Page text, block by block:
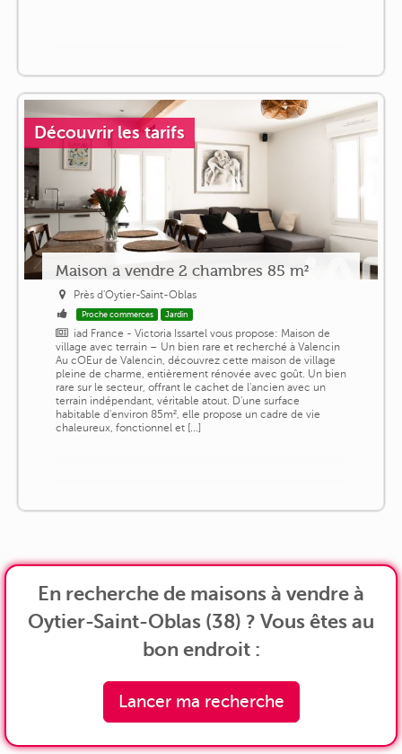
Découvrir les tarifs
Maison a vendre 2 chambres 85 m²
Près d'Oytier-Saint-Oblas
Proche commerces Jardin
iad France - Victoria Issartel vous propose: Maison de
village avec terrain – Un bien rare et recherché à Valencin
Au cOEur de Valencin, découvrez cette maison de village
pleine de charme, entièrement rénovée avec goût. Un bien
rare sur le secteur, offrant le cachet de l'ancien avec un
terrain indépendant, véritable atout. D'une surface
habitable d'environ 85m², elle propose un cadre de vie
chaleureux, fonctionnel et [...]
En recherche de maisons à vendre à
Oytier-Saint-Oblas (38) ? Vous êtes au
bon endroit :
Lancer ma recherche